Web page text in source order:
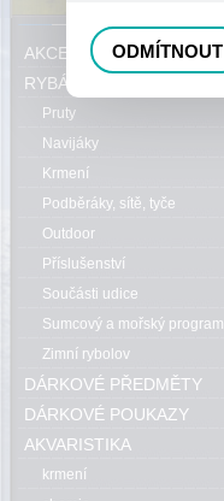
AKCE, SLEVY, VÝPRODEJ
RYBÁŘSKÝ SORTIMENT
Pruty
Navijáky
Krmení
Podběráky, sítě, tyče
Outdoor
Příslušenství
Součásti udice
Sumcový a mořský program
Zimní rybolov
DÁRKOVÉ PŘEDMĚTY
DÁRKOVÉ POUKAZY
AKVARISTIKA
krmení
ODMÍTNOUT